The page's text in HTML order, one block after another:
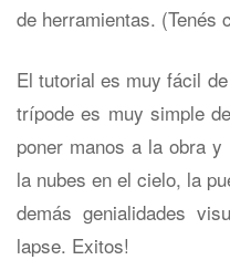
de herramientas. (Tenés
El tutorial es muy fácil
trípode es muy simple
poner manos a la obra
la nubes en el cielo, la
demás genialidades
lapse. Exitos!